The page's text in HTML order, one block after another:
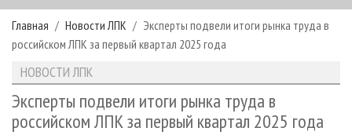
РУБРИКИ И ТЕМЫ
РУБРИКИ ЖУРНАЛА
ЛЕСОЗАГОТОВКА
ЛЕСОПИЛЕНИЕ
НОВОСТИ
НОВОСТИ ЛПК
НОВОСТИ ЖУРНАЛА
ПРОЕКТЫ ЛПИ
АНАЛИТИКА
ПРЕДПРИЯТИЯ ЛПК
АРХИВ ЖУРНАЛОВ
О ЖУРНАЛЕ
Главная Новости ЛПК
Эксперты подвели итоги рынка труда в
российском ЛПК за первый квартал 2025 года
НОВОСТИ ЛПК
Эксперты подвели итоги рынка труда в
российском ЛПК за первый квартал 2025 года